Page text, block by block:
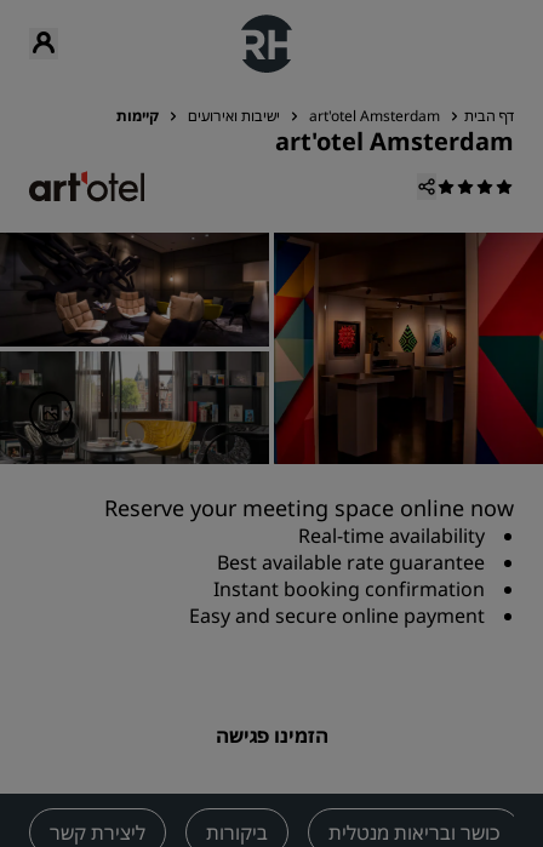
דף הבית art'otel Amsterdam ישיבות ואירועים קיימות
art'otel Amsterdam
Reserve your meeting space online now
Real-time availability
Best available rate guarantee
Instant booking confirmation
Easy and secure online payment
הזמינו פגישה
כושר ובריאות מנטלית ביקורות ליצירת קשר